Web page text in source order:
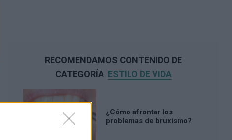
RECOMENDAMOS CONTENIDO DE
CATEGORÍA ESTILO DE VIDA
¿Cómo afrontar los
problemas de bruxismo?